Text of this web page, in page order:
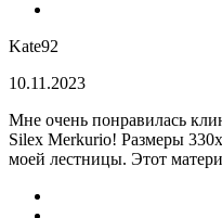
Kate92
10.11.2023
Мне очень понравилась
Silex Merkurio! Размеры
моей лестницы. Этот